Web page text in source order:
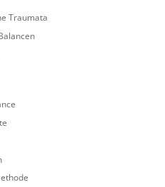
Traumata